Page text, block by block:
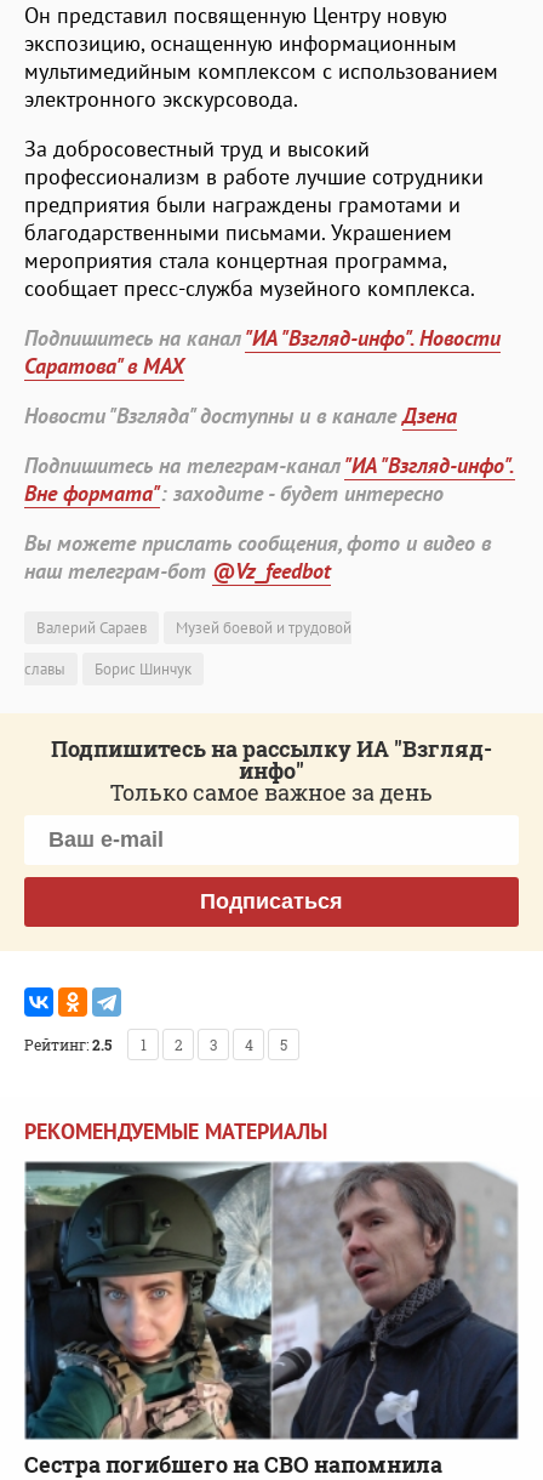
Он представил посвященную Центру новую
экспозицию, оснащенную информационным
мультимедийным комплексом с использованием
электронного экскурсовода.
За добросовестный труд и высокий
профессионализм в работе лучшие сотрудники
предприятия были награждены грамотами и
благодарственными письмами. Украшением
мероприятия стала концертная программа,
сообщает пресс-служба музейного комплекса.
Подпишитесь на канал"ИА "Взгляд-инфо". Новости
Саратова" в MAX
Новости "Взгляда" доступны и в каналеДзена
Подпишитесь на телеграм-канал"ИА "Взгляд-инфо".
Вне формата": заходите - будет интересно
Вы можете прислать сообщения, фото и видео в
наш телеграм-бот @Vz_feedbot
Валерий Сараев
Музей боевой и трудовой
славы
Борис Шинчук
Подпишитесь на рассылку ИА "Взгляд-
инфо"
Только самое важное за день
Подписаться
Рейтинг:2.5 1 2 3 4 5
РЕКОМЕНДУЕМЫЕ МАТЕРИАЛЫ
Сестра погибшего на СВО напомнила